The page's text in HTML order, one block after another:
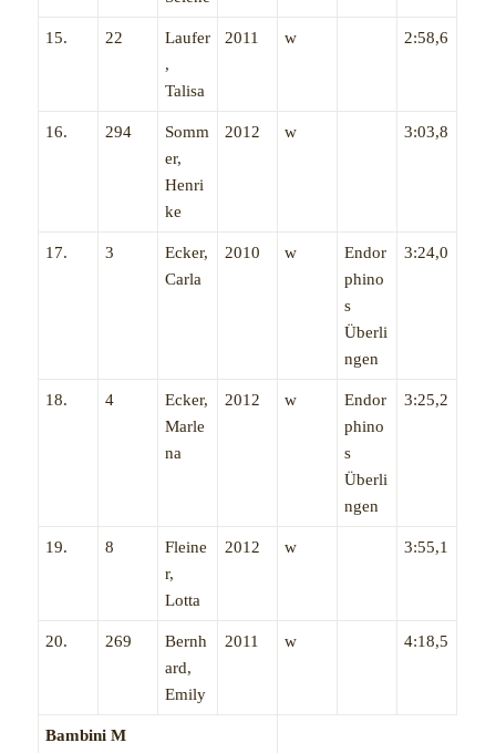
15. 22
Laufer
,
Talisa
2011 w 2:58,6
16. 294
Somm
er,
Henri
ke
2012 w 3:03,8
17. 3
Ecker,
Carla
2010 w
Endor
phino
s
Überli
ngen
3:24,0
18. 4
Ecker,
Marle
na
2012 w
Endor
phino
s
Überli
ngen
3:25,2
19. 8
Fleine
r,
Lotta
2012 w 3:55,1
20. 269
Bernh
ard,
Emily
2011 w 4:18,5
Bambini M